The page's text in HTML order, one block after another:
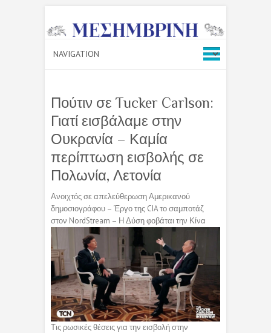
Πούτιν σε Tucker Carlson:
Γιατί εισβάλαμε στην
Ουκρανία – Καμία
περίπτωση εισβολής σε
Πολωνία, Λετονία
Ανοιχτός σε απελεύθερωση Αμερικανού
δημοσιογράφου – Έργο της CIA το σαμποτάζ
στον NordStream – Η Δύση φοβάται την Κίνα
Τις ρωσικές θέσεις για την εισβολή στην